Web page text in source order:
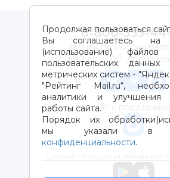
Продолжая пользоваться
Вы соглашаетесь на
(использование)
пользовательских
метрических систем -
"Рейтинг Mail.ru“,
аналитики и улучшения
работы сайта.
Порядок их
мы указали
конфиденциальности.
8-800-333-
Звонок по России
с 9:00 до 21:00 (время
Чат с поддержкой